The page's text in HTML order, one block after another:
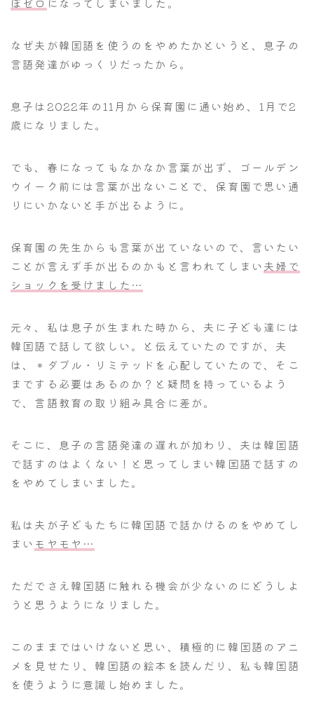
なぜ夫が韓国語を使うのをやめたかというと、息子の
言語発達がゆっくりだったから。
息子は2022年の11月から保育園に通い始め、1月で2
歳になりました。
でも、春になってもなかなか言葉が出ず、ゴールデン
ウイーク前には言葉が出ないことで、保育園で思い通
りにいかないと手が出るように。
保育園の先生からも言葉が出ていないので、言いたい
ことが言えず手が出るのかもと言われてしまい夫婦で
ショックを受けました…
元々、私は息子が生まれた時から、夫に子ども達には
韓国語で話して欲しい。と伝えていたのですが、夫
は、＊ダブル・リミテッドを心配していたので、そこ
までする必要はあるのか？と疑問を持っているよう
で、言語教育の取り組み具合に差が。
そこに、息子の言語発達の遅れが加わり、夫は韓国語
で話すのはよくない！と思ってしまい韓国語で話すの
をやめてしまいました。
私は夫が子どもたちに韓国語で話かけるのをやめてし
まい モヤモヤ…
ただでさえ韓国語に触れる機会が少ないのにどうしよ
うと思うようになりました。
このままではいけないと思い、積極的に韓国語のアニ
メを見せたり、韓国語の絵本を読んだり、私も韓国語
を使うように意識し始めました。